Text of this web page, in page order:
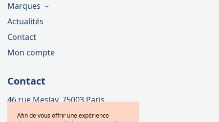
Marques
Actualités
Contact
Mon compte
Contact
46 rue Meslay, 75003 Paris
Téléphone : 01 42 72 15 27
Afin de vous offrir une expérience